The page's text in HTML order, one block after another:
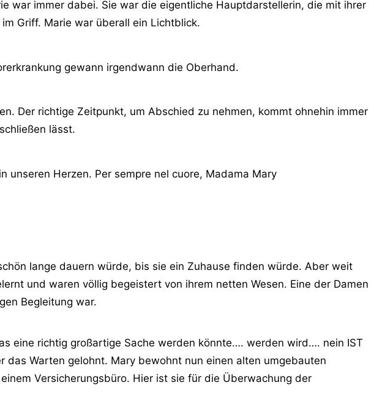
war immer dabei. Sie war die eigentliche Hauptdarstellerin, die mit ihrer
Griff. Marie war überall ein Lichtblick.
gewann irgendwann die Oberhand.
Der richtige Zeitpunkt, um Abschied zu nehmen, kommt ohnehin immer
lässt.
unseren Herzen. Per sempre nel cuore, Madama Mary
lange dauern würde, bis sie ein Zuhause finden würde. Aber weit
und waren völlig begeistert von ihrem netten Wesen. Eine der Damen
Begleitung war.
eine richtig großartige Sache werden könnte…. werden wird…. nein IST
Warten gelohnt. Mary bewohnt nun einen alten umgebauten
Versicherungsbüro. Hier ist sie für die Überwachung der